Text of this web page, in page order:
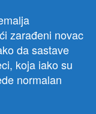
zarađeni novac
da sastave
koja iako su
normalan